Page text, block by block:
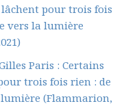
pour trois fois
vers la lumière
Paris : Certains
trois fois rien : de
lumière (Flammarion,